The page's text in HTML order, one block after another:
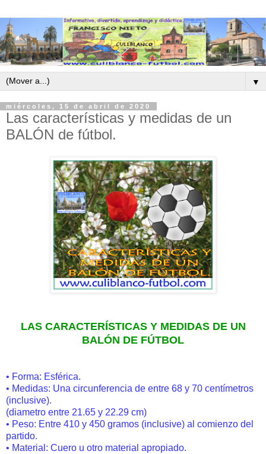
▼
miércoles, 15 de abril de 2020
Las características y medidas de un
BALÓN de fútbol.
LAS CARACTERÍSTICAS Y MEDIDAS DE UN
BALÓN DE FÚTBOL
• Forma: Esférica.
• Medidas: Una circunferencia de entre 68 y 70 centímetros
(inclusive).
(diametro entre 21.65 y 22.29 cm)
• Peso: Entre 410 y 450 gramos (inclusive) al comienzo del
partido.
• Material: Cuero u otro material apropiado.